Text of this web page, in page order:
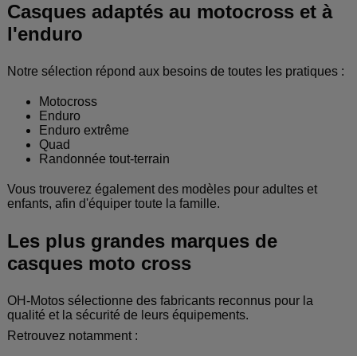
Casques adaptés au motocross et à
l'enduro
Notre sélection répond aux besoins de toutes les pratiques :
Motocross
Enduro
Enduro extrême
Quad
Randonnée tout-terrain
Vous trouverez également des modèles pour adultes et
enfants, afin d'équiper toute la famille.
Les plus grandes marques de
casques moto cross
OH-Motos sélectionne des fabricants reconnus pour la
qualité et la sécurité de leurs équipements.
Retrouvez notamment :